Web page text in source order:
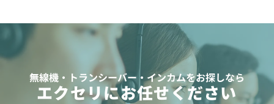
無線機・トランシーバー・インカムをお探しなら
エクセリにお任せください